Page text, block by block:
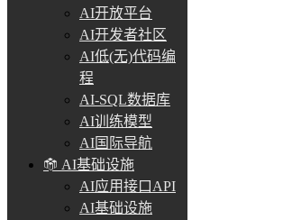
AI开放平台
AI开发者社区
AI低(无)代码编
程
AI-SQL数据库
AI训练模型
AI国际导航
AI基础设施
AI应用接口API
AI基础设施